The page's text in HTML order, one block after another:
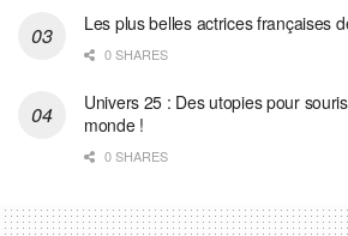
Les plus belles actrices françaises
0 SHARES
Univers 25 : Des utopies pour
monde !
0 SHARES